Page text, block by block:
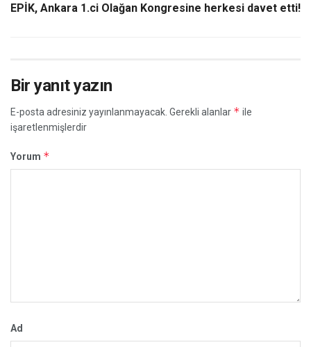
EPİK, Ankara 1.ci Olağan Kongresine herkesi davet etti!
Bir yanıt yazın
E-posta adresiniz yayınlanmayacak. Gerekli alanlar * ile
işaretlenmişlerdir
Yorum *
Ad